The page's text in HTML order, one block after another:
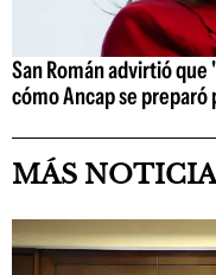
San Román advirtió
cómo Ancap se preparó
MÁS